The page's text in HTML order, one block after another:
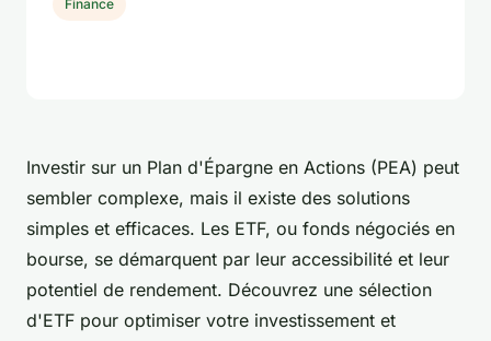
Investir sur un Plan d'Épargne en Actions (PEA) peut
sembler complexe, mais il existe des solutions
simples et efficaces. Les ETF, ou fonds négociés en
bourse, se démarquent par leur accessibilité et leur
potentiel de rendement. Découvrez une sélection
d'ETF pour optimiser votre investissement et
Finance